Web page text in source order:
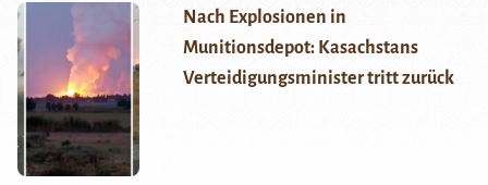
Nach Explosionen in
Munitionsdepot: Kasachstans
Verteidigungsminister tritt zurück